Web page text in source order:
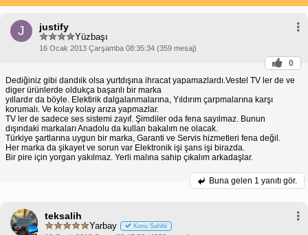
J justify
Yüzbaşı
16 Ocak 2013 Çarşamba 08:35:34 (359 mesaj)
0
Dediğiniz gibi dandıik olsa yurtdışına ihracat yapamazlardı.Vestel TV ler de ve
diger ürünlerde oldukça başarılı bir marka
yıllardır da böyle. Elektirik dalgalanmalarına, Yıldırım çarpmalarına karşı
korumalı. Ve kolay kolay arıza yapmazlar.
TV ler de sadece ses sistemi zayıf. Şimdiler oda fena sayılmaz. Bunun
dışındaki markaları Anadolu da kullan bakalım ne olacak.
Türkiye şartlarına uygun bir marka, Garanti ve Servis hizmetleri fena değil.
Her marka da şikayet ve sorun var Elektronik işi şans işi birazda.
Bir pire için yorgan yakılmaz. Yerli malına sahip çıkalım arkadaşlar.
Buna gelen 1 yanıtı gör.
teksalih
Yarbay Konu Sahibi